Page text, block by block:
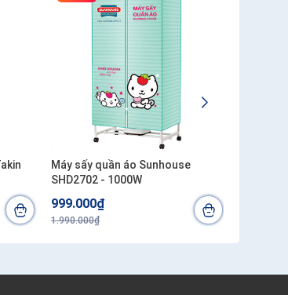
Máy sấy quần áo Sunhouse
SHD2702 - 1000W
999.000₫
1.990.000₫